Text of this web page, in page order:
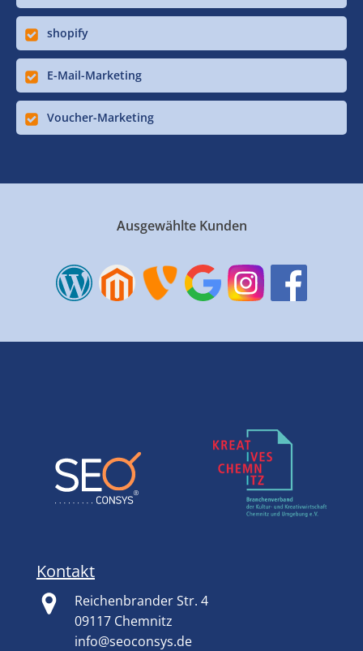
shopify
E-Mail-Marketing
Voucher-Marketing
Ausgewählte Kunden
Kontakt
Reichenbrander Str. 4
09117 Chemnitz
info@seoconsys.de